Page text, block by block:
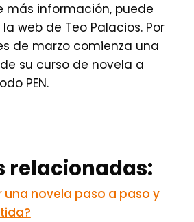
más información, puede
web de Teo Palacios. Por
de marzo comienza una
su curso de novela a
PEN.
relacionadas:
una novela paso a paso y